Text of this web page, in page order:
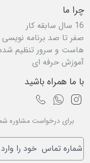
چرا ما
16 سال سابقه کار
صفر تا صد برنامه نویسی
هاست و سرور تنظیم
آموزش حرفه ای
با ما همراه باشید
برای درخواست مشاوره